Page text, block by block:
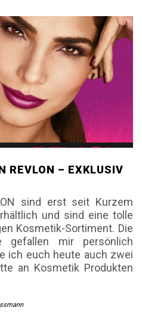
REVLON – EXKLUSIV
sind erst seit Kurzem
und sind eine tolle
Kosmetik-Sortiment. Die
gefallen mir persönlich
ich euch heute auch zwei
an Kosmetik Produkten